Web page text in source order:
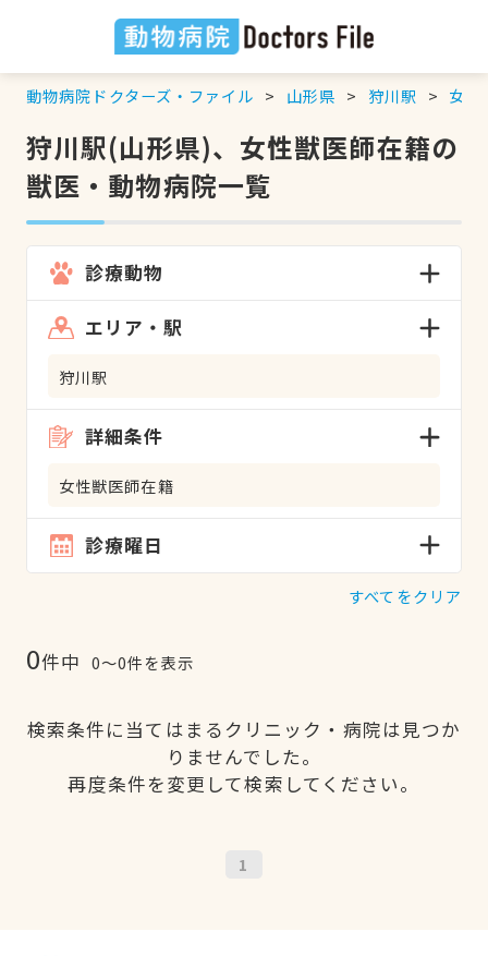
動物病院ドクターズ・ファイル 山形県 狩川駅 女性
狩川駅(山形県)、女性獣医師在籍の
獣医・動物病院一覧
診療動物
エリア・駅
狩川駅
詳細条件
女性獣医師在籍
診療曜日
すべてをクリア
0件中 0〜0件を表示
検索条件に当てはまるクリニック・病院は見つか
りませんでした。
再度条件を変更して検索してください。
1